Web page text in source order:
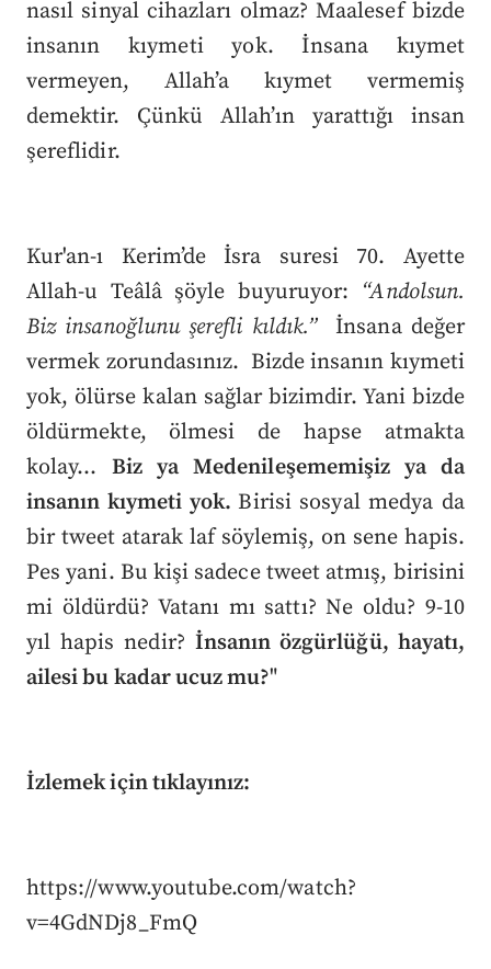
nasıl sinyal cihazları olmaz? Maalesef bizde
insanın kıymeti yok. İnsana kıymet
vermeyen, Allah’a kıymet vermemiş
demektir. Çünkü Allah’ın yarattığı insan
şereflidir.
Kur'an-ı Kerim’de İsra suresi 70. Ayette
Allah-u Teâlâ şöyle buyuruyor: “Andolsun.
Biz insanoğlunu şerefli kıldık.” İnsana değer
vermek zorundasınız. Bizde insanın kıymeti
yok, ölürse kalan sağlar bizimdir. Yani bizde
öldürmekte, ölmesi de hapse atmakta
kolay…Biz ya Medenileşememişiz ya da
insanın kıymeti yok. Birisi sosyal medya da
bir tweet atarak laf söylemiş, on sene hapis.
Pes yani. Bu kişi sadece tweet atmış, birisini
mi öldürdü? Vatanı mı sattı? Ne oldu? 9-10
yıl hapis nedir? İnsanın özgürlüğü, hayatı,
ailesi bu kadar ucuz mu?"
İzlemek için tıklayınız:
https://www.youtube.com/watch?
v=4GdNDj8_FmQ